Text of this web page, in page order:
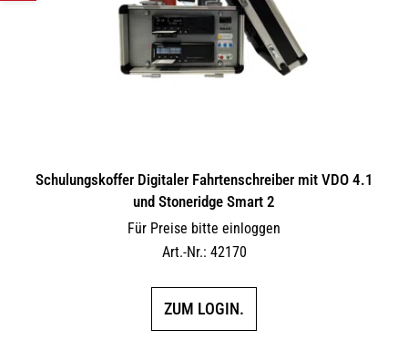
Schulungskoffer Digitaler Fahrtenschreiber mit VDO 4.1
und Stoneridge Smart 2
Für Preise bitte einloggen
Art.-Nr.: 42170
ZUM LOGIN.